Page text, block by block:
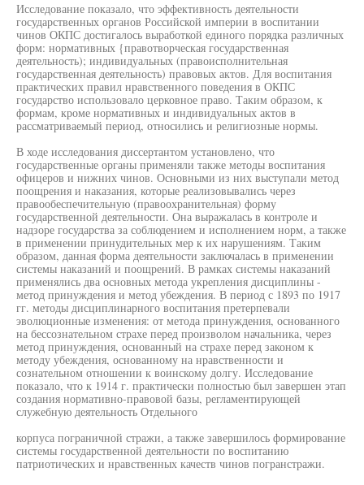
Исследование показало, что эффективность деятельности
государственных органов Российской империи в воспитании
чинов ОКПС достигалось выработкой единого порядка различных
форм: нормативных {правотворческая государственная
деятельность); индивидуальных (правоисполнительная
государственная деятельность) правовых актов. Для воспитания
практических правил нравственного поведения в ОКПС
государство использовало церковное право. Таким образом, к
формам, кроме нормативных и индивидуальных актов в
рассматриваемый период, относились и религиозные нормы.
В ходе исследования диссертантом установлено, что
государственные органы применяли также методы воспитания
офицеров и нижних чинов. Основными из них выступали метод
поощрения и наказания, которые реализовывались через
правообеспечительную (правоохранительная) форму
государственной деятельности. Она выражалась в контроле и
надзоре государства за соблюдением и исполнением норм, а также
в применении принудительных мер к их нарушениям. Таким
образом, данная форма деятельности заключалась в применении
системы наказаний и поощрений. В рамках системы наказаний
применялись два основных метода укрепления дисциплины -
метод принуждения и метод убеждения. В период с 1893 по 1917
гг. методы дисциплинарного воспитания претерпевали
эволюционные изменения: от метода принуждения, основанного
на бессознательном страхе перед произволом начальника, через
метод принуждения, основанный на страхе перед законом к
методу убеждения, основанному на нравственности и
сознательном отношении к воинскому долгу. Исследование
показало, что к 1914 г. практически полностью был завершен этап
создания нормативно-правовой базы, регламентирующей
служебную деятельность Отдельного
корпуса пограничной стражи, а также завершилось формирование
системы государственной деятельности по воспитанию
патриотических и нравственных качеств чинов погранстражи.